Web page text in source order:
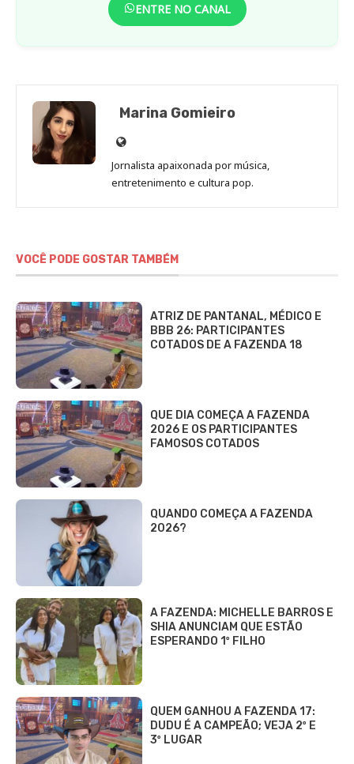
ENTRE NO CANAL
Marina Gomieiro
Site
de
Marina
Jornalista apaixonada por música,
entretenimento e cultura pop.
VOCÊ PODE GOSTAR TAMBÉM
ATRIZ DE PANTANAL, MÉDICO E
BBB 26: PARTICIPANTES
COTADOS DE A FAZENDA 18
QUE DIA COMEÇA A FAZENDA
2026 E OS PARTICIPANTES
FAMOSOS COTADOS
QUANDO COMEÇA A FAZENDA
2026?
A FAZENDA: MICHELLE BARROS E
SHIA ANUNCIAM QUE ESTÃO
ESPERANDO 1º FILHO
QUEM GANHOU A FAZENDA 17:
DUDU É A CAMPEÃO; VEJA 2º E
3º LUGAR